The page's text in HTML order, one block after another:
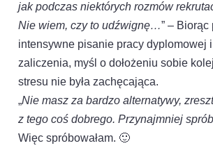
jak podczas niektórych rozmów
Nie wiem, czy to udźwignę…” –
intensywne pisanie pracy dyplomowej
zaliczenia, myśl o dołożeniu sobie
stresu nie była zachęcająca.
„Nie masz za bardzo alternatywy,
z tego coś dobrego. Przynajmniej
Więc spróbowałam. 🙂